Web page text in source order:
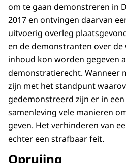
om te gaan demonstreren in
2017 en ontvingen daarvan
uitvoerig overleg
en de demonstranten over de
inhoud kon worden gegeven
demonstratierecht. Wanneer
zijn met het standpunt
gedemonstreerd zijn er in
samenleving vele manieren
geven. Het verhinderen van
echter een strafbaar feit.
Opruiing